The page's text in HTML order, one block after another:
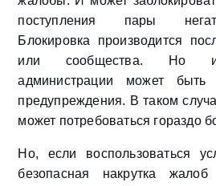
поступления пары
Блокировка производится
или сообщества. Но
администрации может быть
предупреждения. В таком
может потребоваться гораздо
Но, если воспользоваться
безопасная накрутка